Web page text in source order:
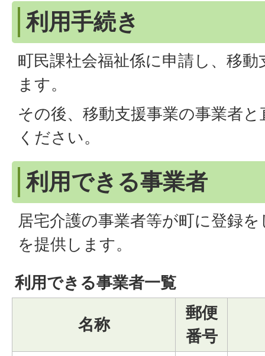
利用手続き
町民課社会福祉係に申請し、移
ます。
その後、移動支援事業の事業者
ください。
利用できる事業者
居宅介護の事業者等が町に登録
を提供します。
利用できる事業者一覧
名称
郵便
番号